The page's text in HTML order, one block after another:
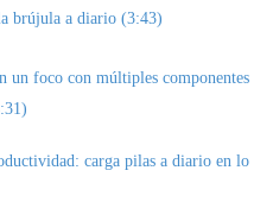
brújula a diario (3:43)
un foco con múltiples componentes
carga pilas a diario en lo